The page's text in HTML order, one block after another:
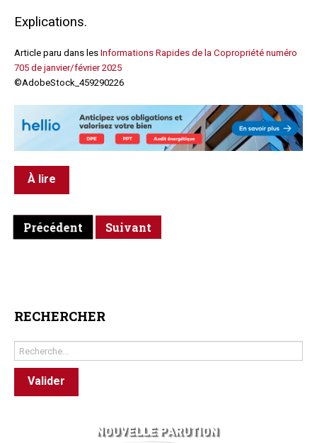
Explications.
Article paru dans les Informations Rapides de la Copropriété numéro
705 de janvier/février 2025
©AdobeStock_459290226
À lire
Précédent Suivant
RECHERCHER
Rechercher
Valider